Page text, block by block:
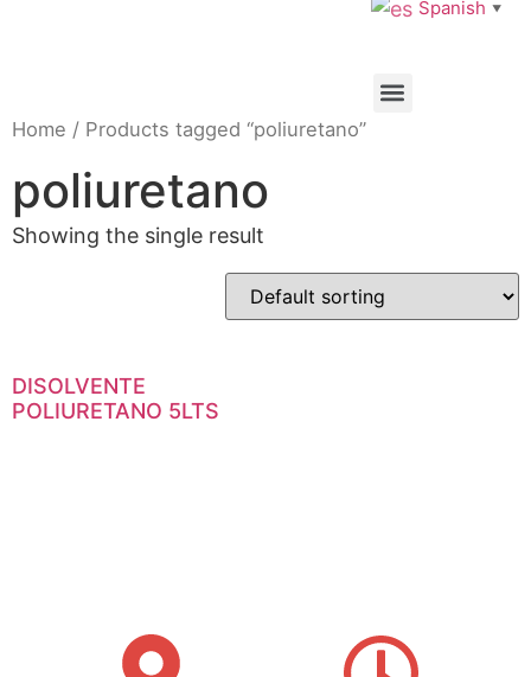
Spanish ▼
Home / Products tagged “poliuretano”
poliuretano
Showing the single result
DISOLVENTE
POLIURETANO 5LTS